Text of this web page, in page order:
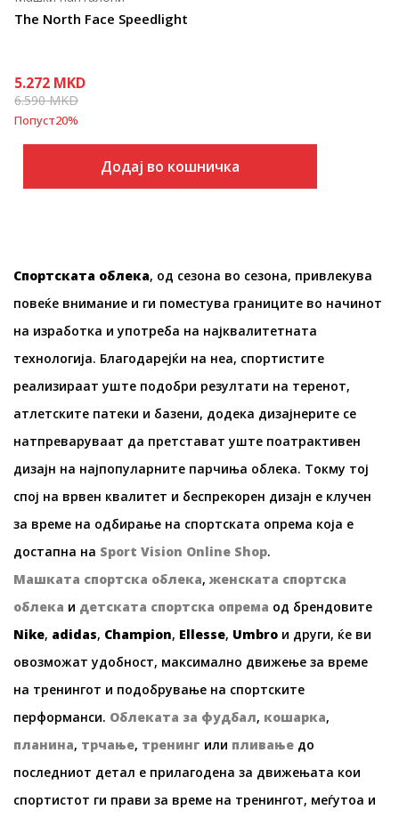
The North Face Speedlight
5.272 MKD
6.590MKD
Попуст20%
Додај во кошничка
Спортската облека, од сезона во сезона, привлекува
повеќе внимание и ги поместува границите во начинот
на изработка и употреба на најквалитетната
технологија. Благодарејќи на неа, спортистите
реализираат уште подобри резултати на теренот,
атлетските патеки и базени, додека дизајнерите се
натпреваруваат да претстават уште поатрактивен
дизајн на најпопуларните парчиња облека. Токму тој
спој на врвен квалитет и беспрекорен дизајн е клучен
за време на одбирање на спортската опрема која е
достапна на Sport Vision Online Shop.
Машката спортска облека,женската спортска
облека и детската спортска опрема од брендовите
Nike, adidas, Champion, Ellesse, Umbro и други, ќе ви
овозможат удобност, максимално движење за време
на тренингот и подобрување на спортските
перформанси. Облеката за фудбал, кошарка,
планина, трчање, тренинг или пливање до
последниот детал е прилагодена за движењата кои
спортистот ги прави за време на тренингот, меѓутоа и